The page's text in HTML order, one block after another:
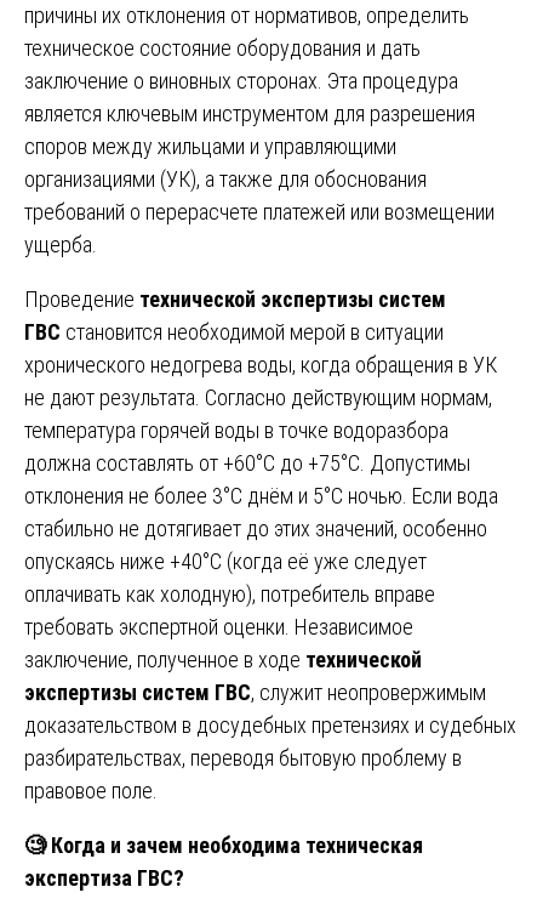
причины их отклонения от нормативов, определить
техническое состояние оборудования и дать
заключение о виновных сторонах. Эта процедура
является ключевым инструментом для разрешения
споров между жильцами и управляющими
организациями (УК), а также для обоснования
требований о перерасчете платежей или возмещении
ущерба.
Проведение технической экспертизы систем
ГВС становится необходимой мерой в ситуации
хронического недогрева воды, когда обращения в УК
не дают результата. Согласно действующим нормам,
температура горячей воды в точке водоразбора
должна составлять от +60°C до +75°C. Допустимы
отклонения не более 3°C днём и 5°C ночью. Если вода
стабильно не дотягивает до этих значений, особенно
опускаясь ниже +40°C (когда её уже следует
оплачивать как холодную), потребитель вправе
требовать экспертной оценки. Независимое
заключение, полученное в ходе технической
экспертизы систем ГВС, служит неопровержимым
доказательством в досудебных претензиях и судебных
разбирательствах, переводя бытовую проблему в
правовое поле.
🧐Когда и зачем необходима техническая
экспертиза ГВС?